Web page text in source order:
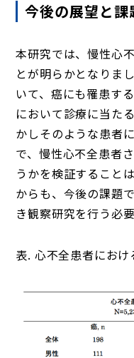
今後の展望と課
本研究では、慢性心
とが明らかとなりま
いて、癌にも罹患す
において診療に当た
かしそのような患者
で、慢性心不全患者
うかを検証すること
からも、今後の課題
き観察研究を行う必
表. 心不全患者におけ